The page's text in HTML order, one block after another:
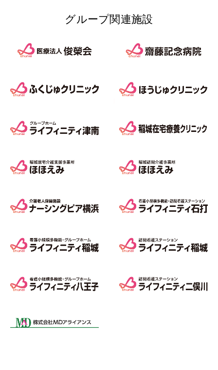
グループ関連施設